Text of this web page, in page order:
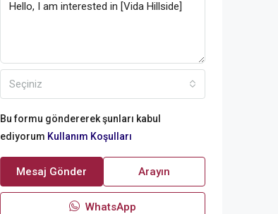
Seçiniz
Bu formu göndererek şunları kabul
ediyorum Kullanım Koşulları
Mesaj Gönder Arayın
WhatsApp